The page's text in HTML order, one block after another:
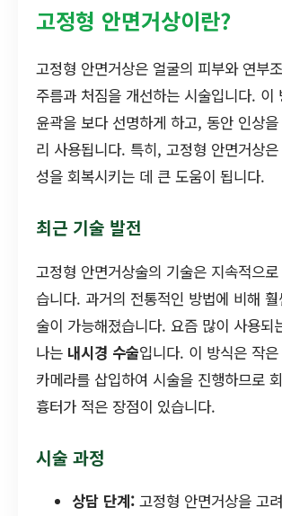
고정형 안면거상이란?
고정형 안면거상은 얼굴의 피부와 연부
주름과 처짐을 개선하는 시술입니다. 이
윤곽을 보다 선명하게 하고, 동안 인상
리 사용됩니다. 특히, 고정형 안면거상
성을 회복시키는 데 큰 도움이 됩니다.
최근 기술 발전
고정형 안면거상술의 기술은 지속적으
습니다. 과거의 전통적인 방법에 비해
술이 가능해졌습니다. 요즘 많이 사용되
나는 내시경 수술입니다. 이 방식은 작
카메라를 삽입하여 시술을 진행하므로
흉터가 적은 장점이 있습니다.
시술 과정
상담 단계: 고정형 안면거상을 고